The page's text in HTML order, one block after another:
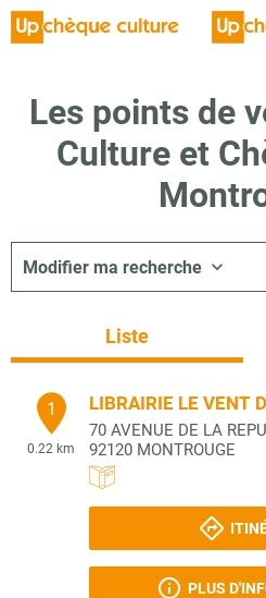
Les points de
Culture et
Modifier ma recherche
Liste
1
0.22 km
LIBRAIRIE LE VENT
70 AVENUE DE LA
92120 MONTROUGE
PLUS